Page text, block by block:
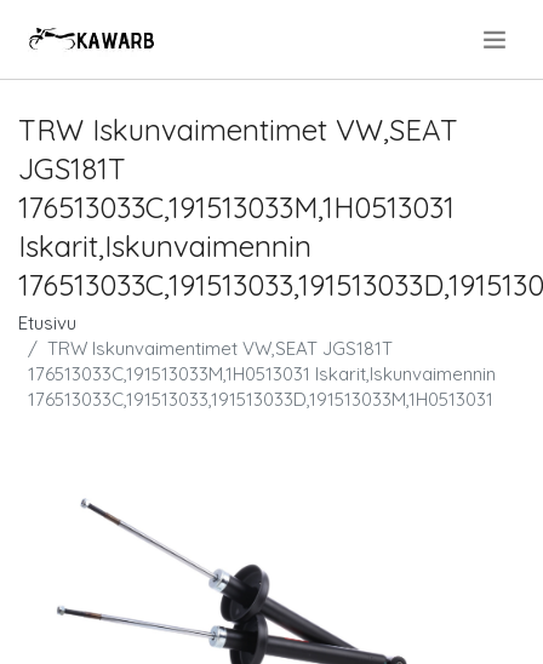
TRW Iskunvaimentimet VW,SEAT
JGS181T
176513033C,191513033M,1H0513031
Iskarit,Iskunvaimennin
Etusivu
TRW Iskunvaimentimet VW,SEAT JGS181T
176513033C,191513033M,1H0513031 Iskarit,Iskunvaimennin
176513033C,191513033,191513033D,191513033M,1H0513031